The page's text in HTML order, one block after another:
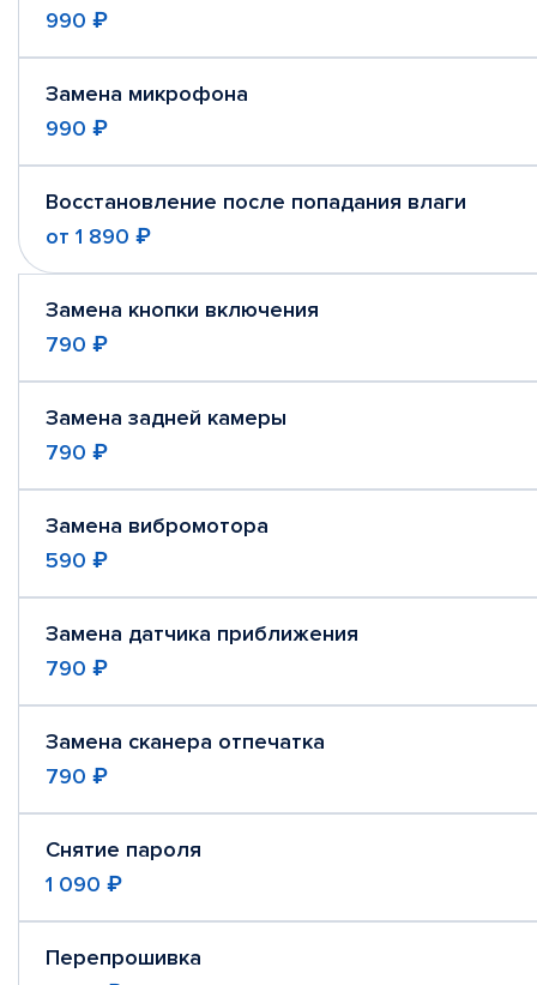
990 ₽
Замена микрофона
990 ₽
Восстановление после попадания влаги
от 1 890 ₽
Замена кнопки включения
790 ₽
Замена задней камеры
790 ₽
Замена вибромотора
590 ₽
Замена датчика приближения
790 ₽
Замена сканера отпечатка
790 ₽
Снятие пароля
1 090 ₽
Перепрошивка